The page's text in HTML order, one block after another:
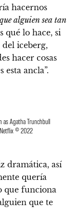
hacernos
alguien sea tan
qué lo hace, si
iceberg,
hacer cosas
esta ancla”.
as Agatha Trunchbull
Netflix © 2022
dramática, así
quería
que funciona
que te